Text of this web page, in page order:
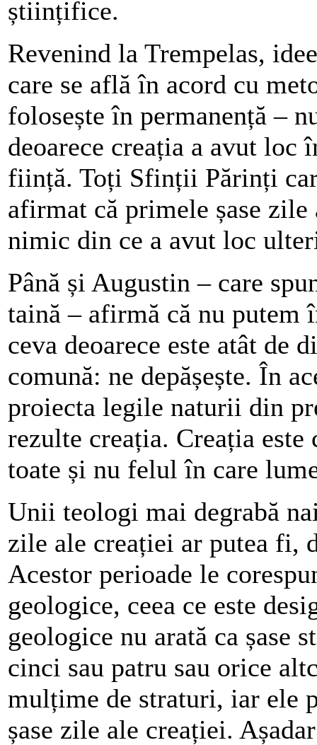
științifice.
Revenind la Trempelas,
care se află în acord cu
folosește în permanență –
deoarece creația a avut loc
ființă. Toți Sfinții Părinți
afirmat că primele șase
nimic din ce a avut loc
Până și Augustin – care
taină – afirmă că nu putem
ceva deoarece este atât de
comună: ne depășește. În
proiecta legile naturii din
rezulte creația. Creația este
toate și nu felul în care
Unii teologi mai degrabă
zile ale creației ar putea fi,
Acestor perioade le
geologice, ceea ce este
geologice nu arată ca șase
cinci sau patru sau orice
mulțime de straturi, iar ele
șase zile ale creației.